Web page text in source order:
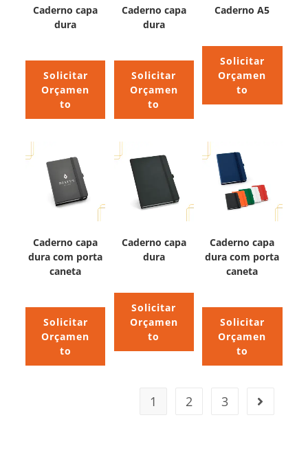
Caderno capa
dura
Solicitar
Orçamen
to
Caderno capa
dura
Solicitar
Orçamen
to
Caderno A5
Solicitar
Orçamen
to
Caderno capa
dura com porta
caneta
Solicitar
Orçamen
to
Caderno capa
dura
Solicitar
Orçamen
to
Caderno capa
dura com porta
caneta
Solicitar
Orçamen
to
1 2 3